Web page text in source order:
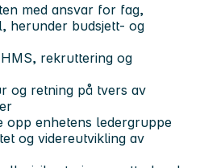
med ansvar for fag,
herunder budsjett- og
rekruttering og
og retning på tvers av
opp enhetens ledergruppe
og videreutvikling av